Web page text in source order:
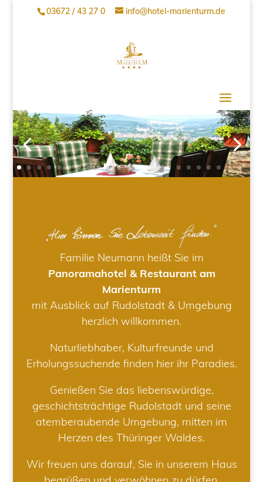
03672 / 43 27 0 info@hotel-marienturm.de
Familie Neumann heißt Sie im
Panoramahotel & Restaurant am
Marienturm
mit Ausblick auf Rudolstadt & Umgebung
herzlich willkommen.
Naturliebhaber, Kulturfreunde und
Erholungssuchende finden hier ihr Paradies.
Genießen Sie das liebenswürdige,
geschichtsträchtige Rudolstadt und seine
atemberaubende Umgebung, mitten im
Herzen des Thüringer Waldes.
Wir freuen uns darauf, Sie in unserem Haus